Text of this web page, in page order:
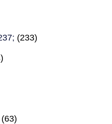
(233)
(63)